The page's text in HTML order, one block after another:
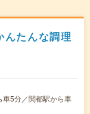
たんな調理
車5分／関都駅から車